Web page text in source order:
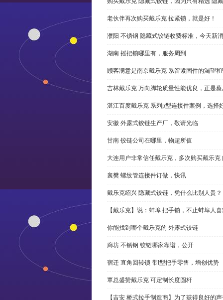
老伙伴再次购买戴乐克 拉紧锁，就是好！
濮阳 不锈钢 隐藏式铰链收费标准，今天新
湖南 摇把锁哪里有，服务周到
顾客满意是南京戴乐克 系留紧固件的渴望
吉林戴乐克 万向脚轮质量性能优良，正是
湛江百度戴乐克 系列p型连接件案例，选择
安徽 外露式铰链生产厂，敬请光临
甘南 铰链公司在哪里，物超所值
大连用户非常信任戴乐克，多次购买戴乐克
襄樊 螺纹管连接件订做，快讯
戴乐克绍兴 隐藏式铰链，凭什么比别人贵？
【戴乐克】说：蚌埠 把手锁，不止蚌埠人
你能找到哪个戴乐克的 外露式铰链
廊坊 不锈钢 铰链哪家靠谱，公开
宿迁 直角回转锁 带l型把手零售，增创优势
覃总盛赞戴乐克 可定制长度圆杆
【吉安 桥式拉手制造商】为了获得良好的